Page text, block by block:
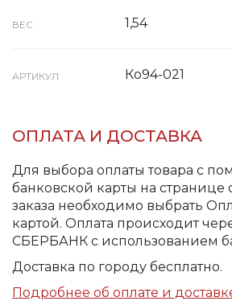
ВЕС 1,54
АРТИКУЛ Ко94-021
ОПЛАТА И ДОСТАВКА
Для выбора оплаты товара с
банковской карты на
заказа необходимо выбрать
картой. Оплата происходит
СБЕРБАНК с использованием
Доставка по городу бесплатно.
Подробнее об оплате и